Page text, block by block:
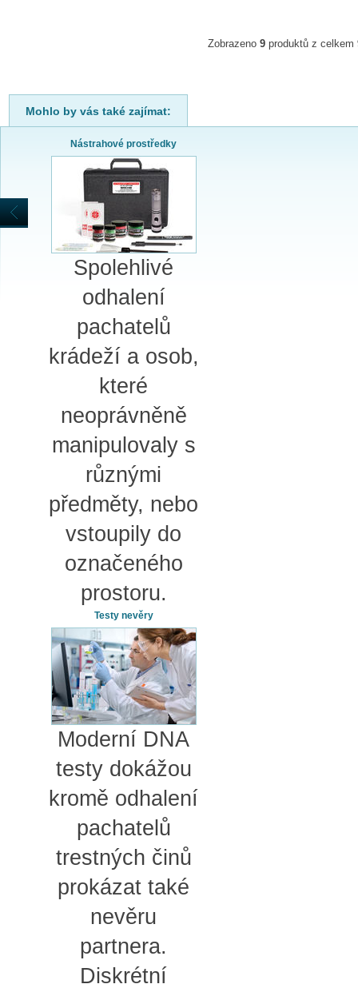
Zobrazeno 9 produktů z celkem
Mohlo by vás také zajímat:
Nástrahové prostředky
Spolehlivé
odhalení
pachatelů
krádeží a osob,
které
neoprávněně
manipulovaly s
různými
předměty, nebo
vstoupily do
označeného
prostoru.
Testy nevěry
Moderní DNA
testy dokážou
kromě odhalení
pachatelů
trestných činů
prokázat také
nevěru
partnera.
Diskrétní